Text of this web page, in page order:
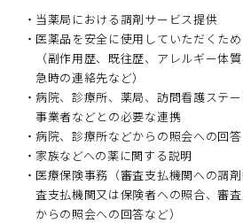
当薬局における調剤サービス提供
医薬品を安全に使用していただくた
（副作用歴、既往歴、アレルギー体
急時の連絡先など）
病院、診療所、薬局、訪問看護ステ
事業者などとの必要な連携
病院、診療所などからの照会への回答
家族などへの薬に関する説明
医療保険事務（審査支払機関への調
査支払機関又は保険者への照合、審
からの照会への回答など）